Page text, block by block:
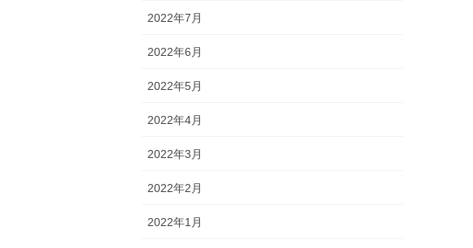
2022年7月
2022年6月
2022年5月
2022年4月
2022年3月
2022年2月
2022年1月